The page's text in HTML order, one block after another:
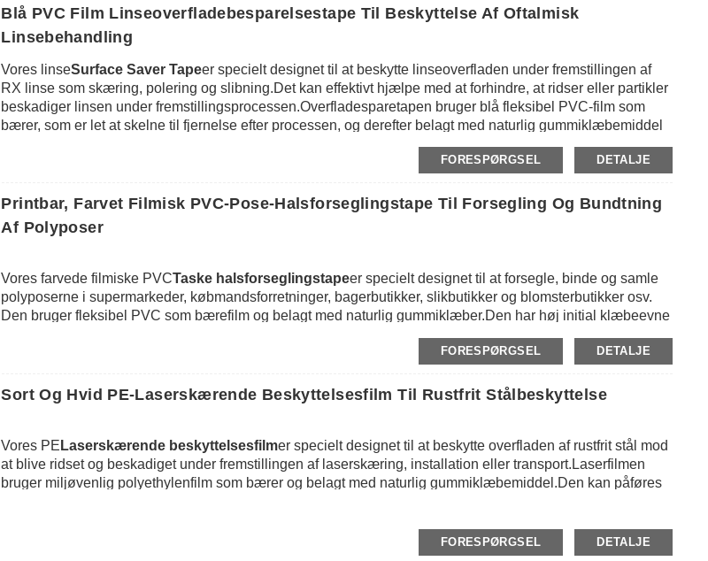
Vi kan udstanse begge former i runde skiver eller firkantede stykker på et stort ark og individuelt pakke det
med tilpasset logo, hvert stort ark indeholder normalt 24 stk store prikker og 24 stk små prikker til din
forskellige anvendelse.
Blå PVC Film Linseoverfladebesparelsestape Til Beskyttelse Af Oftalmisk
Linsebehandling
Vores linseSurface Saver Tapeer specielt designet til at beskytte linseoverfladen under fremstillingen af ​​
RX linse som skæring, polering og slibning.Det kan effektivt hjælpe med at forhindre, at ridser eller partikler
beskadiger linsen under fremstillingsprocessen.Overfladesparetapen bruger blå fleksibel PVC-film som
bærer, som er let at skelne til fjernelse efter processen, og derefter belagt med naturlig gummiklæbemiddel
for at give overlegen vedhæftning til linsen med lavt drejningsmoment for at sikre nøjagtig kantning.Den kan
trækkes ren og let af linsen efter afblokering uden at efterlade rester eller spøgelser på linsen.Vores PVC-
FORESPØRGSEL DETALJE
Printbar, Farvet Filmisk PVC-Pose-Halsforseglingstape Til Forsegling Og Bundtning
Af Polyposer
Vores farvede filmiske PVCTaske halsforseglingstapeer specielt designet til at forsegle, binde og samle
polyposerne i supermarkeder, købmandsforretninger, bagerbutikker, slikbutikker og blomsterbutikker osv.
Den bruger fleksibel PVC som bærefilm og belagt med naturlig gummiklæber.Den har høj initial klæbeevne
polære overflader.Vores poseforseglingstape er holdbart og modstandsdygtig over for fugt og er også nem
inde i polyposerne bliver fugtige og rådne.Vores PVC-poseforseglingstape kan forsegle polyethylen og
andre filmposer, såsom emballage, bagværk, forsegling af grøntsager, forsegling af slik eller industrielle
til mærkning og farvekodning.
FORESPØRGSEL DETALJE
Sort Og Hvid PE-Laserskærende Beskyttelsesfilm Til Rustfrit Stålbeskyttelse
Vores PE Laserskærende beskyttelsesfilmer specielt designet til at beskytte overfladen af ​​rustfrit stål mod
at blive ridset og beskadiget under fremstillingen af ​​laserskæring, installation eller transport.Laserfilmen
bruger miljøvenlig polyethylenfilm som bærer og belagt med naturlig gummiklæbemiddel.Den kan påføres
overfladen forblive helt ren og uberørt.GBS er i stand til at tilpasse både middel og høj vedhæftning efter
kundernes krav og giver også printpile og striber for hurtigt at identificere den polerede retning for
FORESPØRGSEL DETALJE